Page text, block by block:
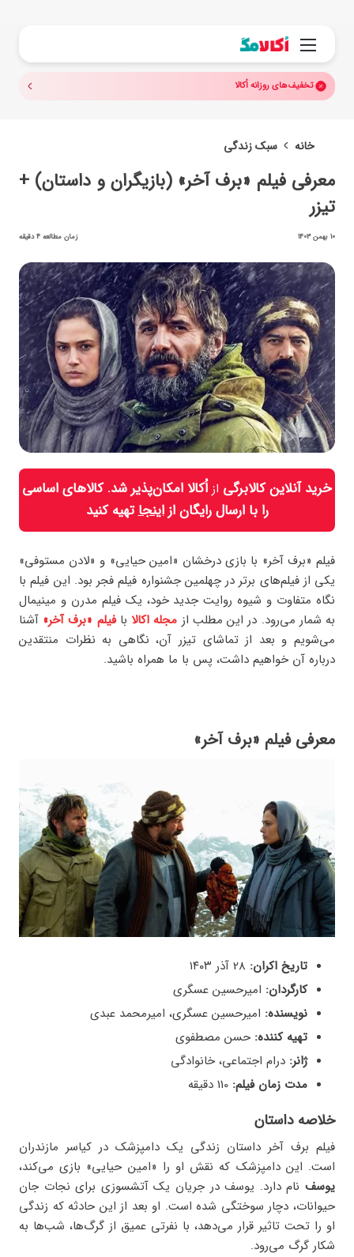
منو
تخفیف‌های روزانه اُکالا
خانه سبک زندگی
معرفی فیلم «برف آخر» (بازیگران و داستان) +
تیزر
10 بهمن 1403 زمان مطالعه 4 دقیقه
خرید آنلاین کالابرگی از اُکالا امکان‌پذیر شد. کالاهای اساسی
را با ارسال رایگان ازاینجاتهیه کنید
فیلم «برف آخر» با بازی درخشان «امین حیایی» و «لادن مستوفی»
یکی از فیلم‌های برتر در چهلمین جشنواره فیلم فجر بود. این فیلم با
نگاه متفاوت و شیوه روایت جدید خود، یک فیلم مدرن و مینیمال
به شمار می‌رود. در این مطلب از مجله اکالابافیلم «برف آخر» آشنا
می‌شویم و بعد از تماشای تیزر آن، نگاهی به نظرات منتقدین
درباره آن خواهیم داشت، پس با ما همراه باشید.
معرفی فیلم «برف آخر»
تاریخ اکران:
کارگردان: امیرحسین عسگری
نویسنده: امیرحسین عسگری، امیرمحمد عبدی
تهیه کننده: حسن مصطفوی
ژانر: درام اجتماعی، خانوادگی
مدت زمان فیلم:
خلاصه داستان
فیلم برف آخر داستان زندگی یک دامپزشک در کیاسر مازندران
است. این دامپزشک که نقش او را «امین حیایی» بازی می‌کند،
یوسف نام دارد. یوسف در جریان یک آتشسوزی برای نجات جان
حیوانات، دچار سوختگی شده است. او بعد از این حادثه که زندگی
او را تحت تاثیر قرار می‌دهد، با نفرتی عمیق از گرگ‌ها، شب‌ها به
شکار گرگ می‌رود.